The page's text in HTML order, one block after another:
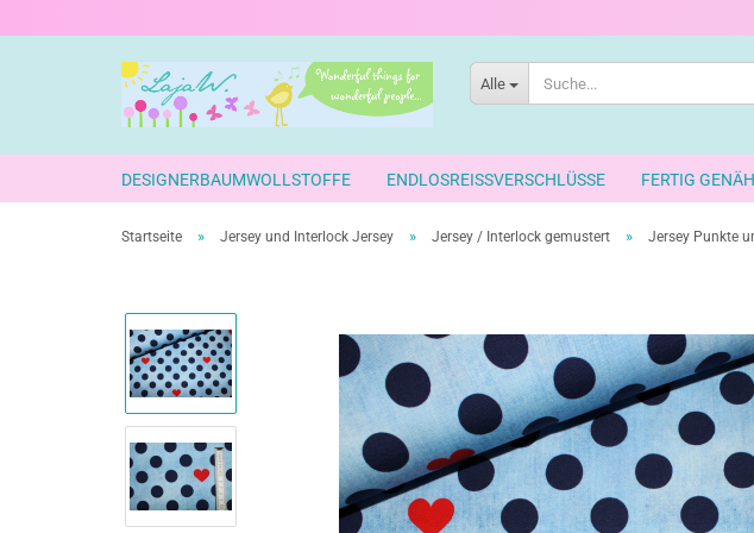
Alle
DESIGNERBAUMWOLLSTOFFE ENDLOSREISSVERSCHLÜSSE FERTIG
Startseite » Jersey und Interlock Jersey » Jersey / Interlock gemustert » Jersey Punkte